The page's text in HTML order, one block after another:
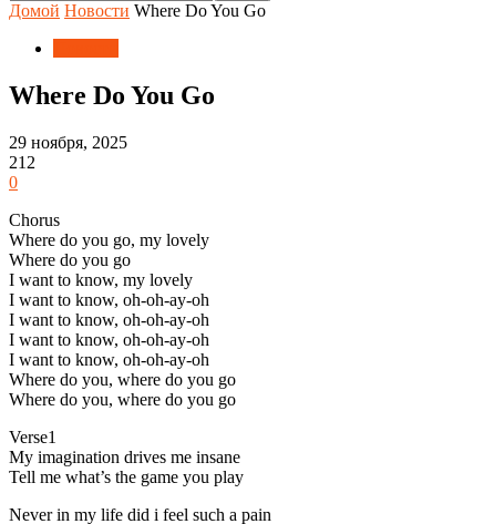
Домой Новости Where Do You Go
Where Do You Go
29 ноября, 2025
212
0
Chorus
Where do you go, my lovely
Where do you go
I want to know, my lovely
I want to know, oh-oh-ay-oh
I want to know, oh-oh-ay-oh
I want to know, oh-oh-ay-oh
I want to know, oh-oh-ay-oh
Where do you, where do you go
Where do you, where do you go
Verse1
My imagination drives me insane
Tell me what’s the game you play
Never in my life did i feel such a pain